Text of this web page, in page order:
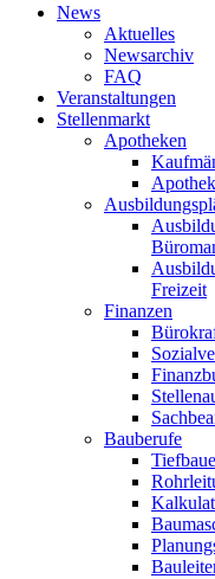
News
Aktuelles
Newsarchiv
FAQ
Veranstaltungen
Stellenmarkt
Apotheken
Freizeit
Finanzen
Bauberufe